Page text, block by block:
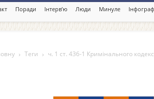
Поради Інтерв’ю Люди Минуле
Теги ч. 1 ст. 436-1 Кримінального